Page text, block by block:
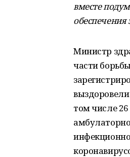
вместе
Министр
части
том числе